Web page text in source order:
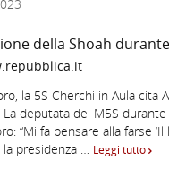
della Shoah
la 5S Cherchi in Aula cita
deputata del M5S
“Mi fa pensare alla farse ‘Il
la presidenza … Leggi tutto